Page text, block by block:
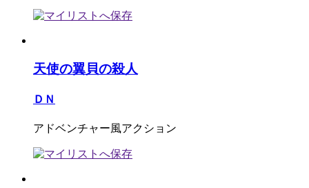
天使の翼貝の殺人
ＤＮ
アドベンチャー風アクション